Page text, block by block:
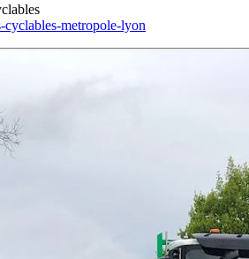
cyclables-metropole-lyon